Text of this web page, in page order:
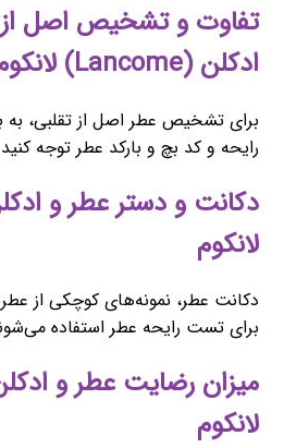
تفاوت و تشخیص اصل از
ادکلن (Lancome) لانکوم
برای تشخیص عطر اصل از تقلبی، به
رایحه و کد بچ و بارکد عطر توجه
لانکوم
دکانت عطر، نمونه‌های کوچکی از
برای تست رایحه عطر استفاده
لانکوم